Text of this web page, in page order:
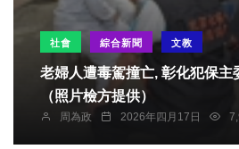
社會 綜合新聞 文教
老婦人遭毒駕撞亡, 彰化犯保主
（照片檢方提供）
周為政 2026年四月17日